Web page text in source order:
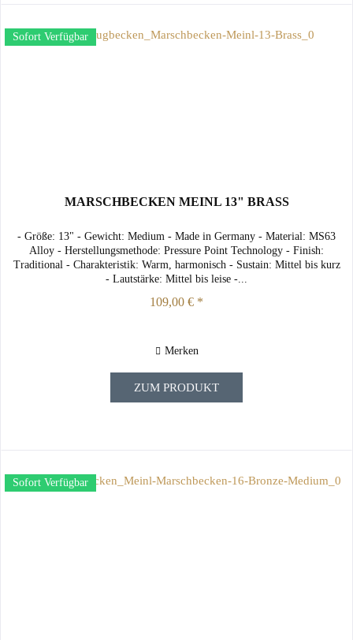
Sofort Verfügbar
MARSCHBECKEN MEINL 13" BRASS
- Größe: 13" - Gewicht: Medium - Made in Germany - Material: MS63
Alloy - Herstellungsmethode: Pressure Point Technology - Finish:
Traditional - Charakteristik: Warm, harmonisch - Sustain: Mittel bis kurz
- Lautstärke: Mittel bis leise -...
109,00 € *
Merken
ZUM PRODUKT
Sofort Verfügbar